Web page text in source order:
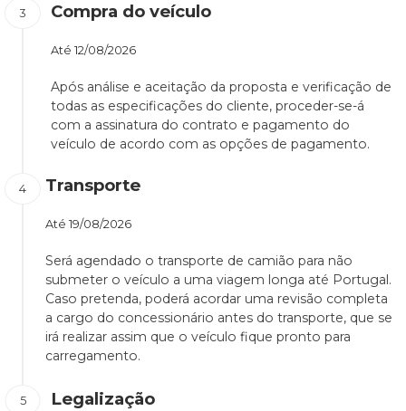
Compra do veículo
Até 12/08/2026
Após análise e aceitação da proposta e verificação de
todas as especificações do cliente, proceder-se-á
com a assinatura do contrato e pagamento do
veículo de acordo com as opções de pagamento.
Transporte
Até 19/08/2026
Será agendado o transporte de camião para não
submeter o veículo a uma viagem longa até Portugal.
Caso pretenda, poderá acordar uma revisão completa
a cargo do concessionário antes do transporte, que se
irá realizar assim que o veículo fique pronto para
carregamento.
Legalização